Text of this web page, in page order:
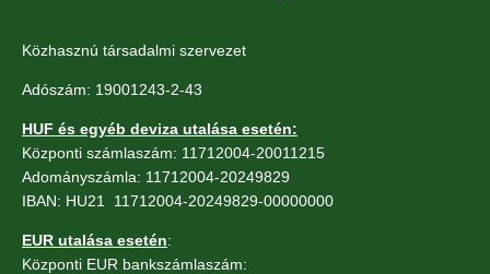
Közhasznú társadalmi szervezet
Adószám: 19001243-2-43
HUF és egyéb deviza utalása esetén:
Központi számlaszám: 11712004-20011215
Adományszámla: 11712004-20249829
IBAN: HU21 11712004-20249829-00000000
EUR utalása esetén:
Központi EUR bankszámlaszám: